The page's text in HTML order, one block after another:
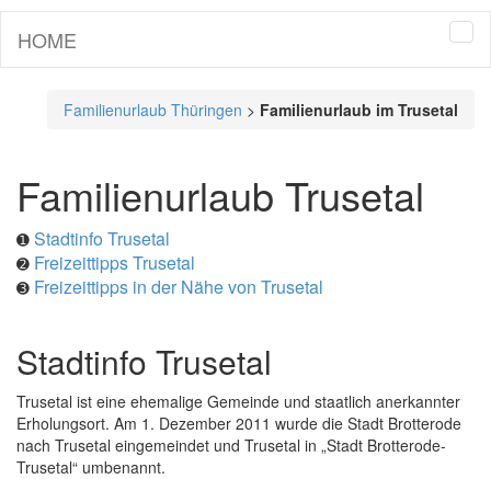
HOME
Familienurlaub Thüringen > Familienurlaub im Trusetal
Familienurlaub Trusetal
➊ Stadtinfo Trusetal
➋ Freizeittipps Trusetal
➌ Freizeittipps in der Nähe von Trusetal
Stadtinfo Trusetal
Trusetal ist eine ehemalige Gemeinde und staatlich anerkannter
Erholungsort. Am 1. Dezember 2011 wurde die Stadt Brotterode
nach Trusetal eingemeindet und Trusetal in „Stadt Brotterode-
Trusetal“ umbenannt.